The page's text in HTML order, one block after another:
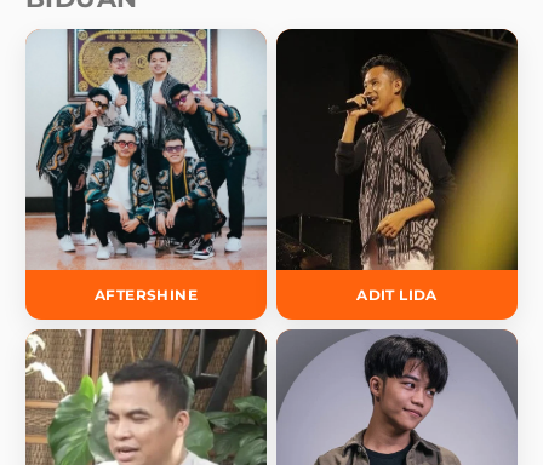
AFTERSHINE ADIT LIDA